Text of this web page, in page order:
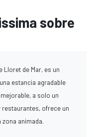
sobre
Lloret de Mar, es un
estancia agradable
a solo un
restaurantes, ofrece un
animada.